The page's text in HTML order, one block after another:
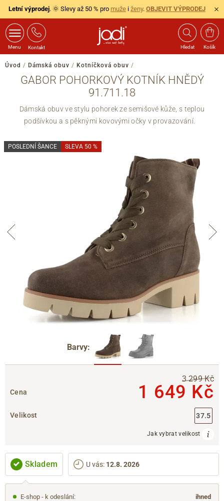
Letní výprodej. 🌞 Slevy až 50 % pro muže i ženy. OBJEVIT VÝPRODEJ
Menu Kontakt Hledat Košík
Úvod / Dámská obuv / Kotníčková obuv /
GABOR POHORKOVÝ KOTNÍK HNĚDÝ
91.711.18
Dámská obuv ve stylu pohorek ze semišové kůže, s teplou
podšívkou a s pěknými kovovými očky v provazování.
POSLEDNÍ ŠANCE SLEVA 50 %
Barvy:
Cena
3 299 Kč
1 649 Kč
Velikost 37.5
Jak vybrat velikost
Skladem U vás: 12.8. 2026
E-shop - k odeslání:
ihned